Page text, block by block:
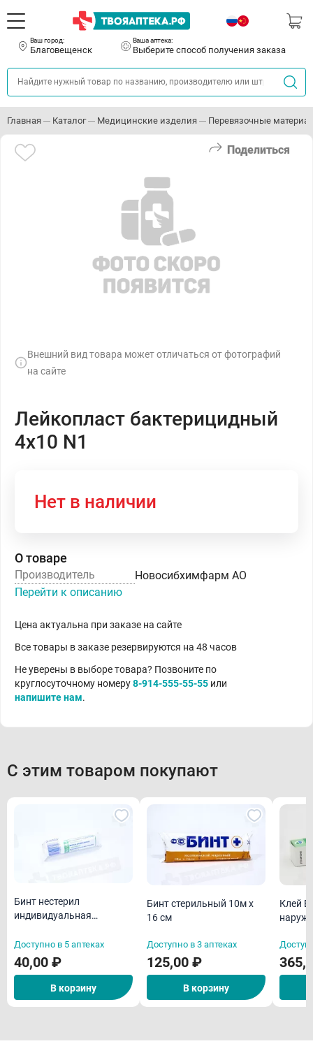
Ваш город:
Благовещенск
Ваша аптека:
Выберите способ получения заказа
Главная Каталог Медицинские изделия Перевязочные
Поделиться
Внешний вид товара может отличаться от фотографий
на сайте
Лейкопласт бактерицидный
4х10 N1
Нет в наличии
О товаре
Производитель
Новосибхимфарм АО
Перейти к описанию
Цена актуальна при заказе на сайте
Все товары в заказе резервируются на 48 часов
Не уверены в выборе товара? Позвоните по
круглосуточному номеру8-914-555-55-55 или
напишите нам.
С этим товаром покупают
Бинт нестерил
индивидуальная
Доступно в 5 аптеках
40,00 ₽
В корзину
Бинт стерильный 10м х
16 см
Доступно в 3 аптеках
125,00 ₽
В корзину
Клей